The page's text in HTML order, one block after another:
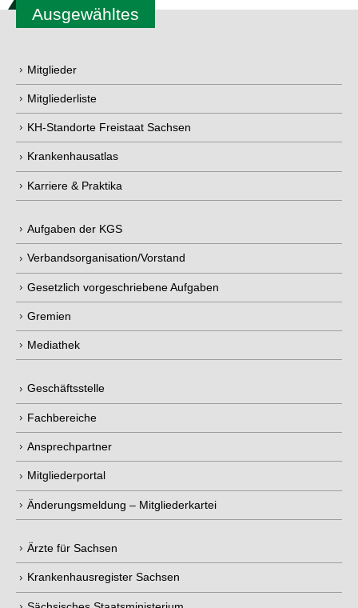
Ausgewähltes
Mitglieder
Mitgliederliste
KH-Standorte Freistaat Sachsen
Krankenhausatlas
Karriere & Praktika
Aufgaben der KGS
Verbandsorganisation/Vorstand
Gesetzlich vorgeschriebene Aufgaben
Gremien
Mediathek
Geschäftsstelle
Fachbereiche
Ansprechpartner
Mitgliederportal
Änderungsmeldung – Mitgliederkartei
Ärzte für Sachsen
Krankenhausregister Sachsen